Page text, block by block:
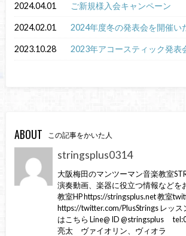
2024.04.01 ご新規様入会キャンペーン
2024.02.01 2024年度冬の発表会を開催い
2023.10.28 2023年アコースティック発表
ABOUT この記事をかいた人
stringsplus0314
大阪梅田のマンツーマン音楽教室
演奏動画、楽器に役立つ情報などを
教室HP https://stringsplus.net 教室
https://twitter.com/PlusStrings レッ
はこちら Line@ ID @stringsplus
亮太 ヴァイオリン、ヴィオラ